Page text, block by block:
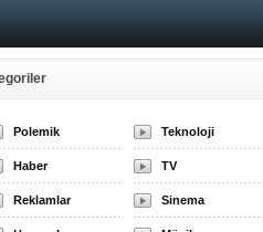
Polemik Teknoloji
Haber TV
Reklamlar Sinema